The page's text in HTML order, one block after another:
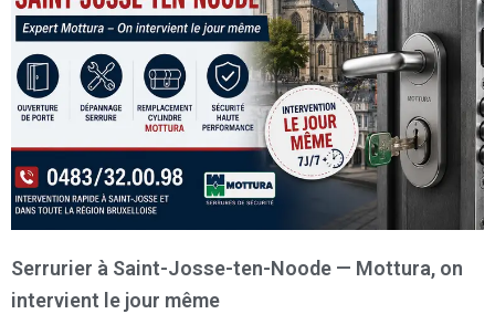
Serrurier à Saint-Josse-ten-Noode — Mottura, on
intervient le jour même